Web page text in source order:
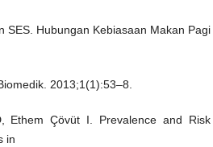
SES. Hubungan Kebiasaan Makan Pagi
2013;1(1):53–8.
Ethem Çövüt I. Prevalence and Risk
in